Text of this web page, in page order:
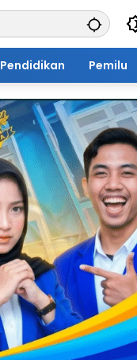
Pendidikan Pemilu